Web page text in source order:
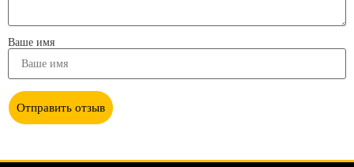
Ваше имя
Отправить отзыв